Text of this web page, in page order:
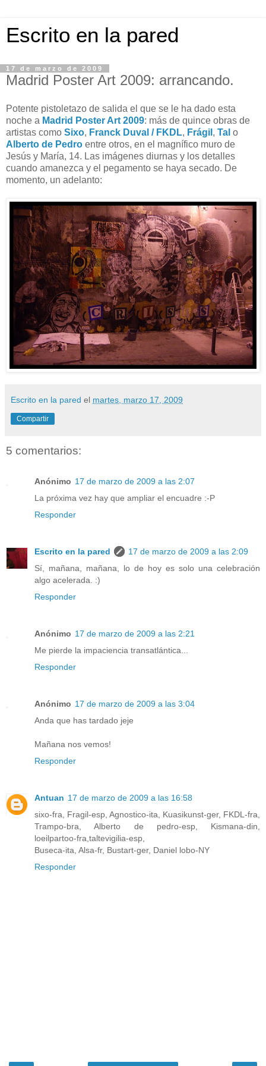
Escrito en la pared
17 de marzo de 2009
Madrid Poster Art 2009: arrancando.
Potente pistoletazo de salida el que se le ha dado esta
noche a Madrid Poster Art 2009: más de quince obras de
artistas como Sixo, Franck Duval / FKDL, Frágil , Tal o
Alberto de Pedro entre otros, en el magnífico muro de
Jesús y María, 14. Las imágenes diurnas y los detalles
cuando amanezca y el pegamento se haya secado. De
momento, un adelanto:
Escrito en la pared el martes, marzo 17, 2009
Compartir
5 comentarios:
Anónimo 17 de marzo de 2009 a las 2:07
La próxima vez hay que ampliar el encuadre :-P
Responder
Escrito en la pared
17 de marzo de 2009 a las 2:09
Sí, mañana, mañana, lo de hoy es solo una celebración
algo acelerada. :)
Responder
Anónimo 17 de marzo de 2009 a las 2:21
Me pierde la impaciencia transatlántica...
Responder
Anónimo 17 de marzo de 2009 a las 3:04
Anda que has tardado jeje
Mañana nos vemos!
Responder
Antuan 17 de marzo de 2009 a las 16:58
sixo-fra, Fragil-esp, Agnostico-ita, Kuasikunst-ger, FKDL-fra,
Trampo-bra, Alberto de pedro-esp, Kismana-din,
loeilpartoo-fra,taltevigilia-esp,
Buseca-ita, Alsa-fr, Bustart-ger, Daniel lobo-NY
Responder